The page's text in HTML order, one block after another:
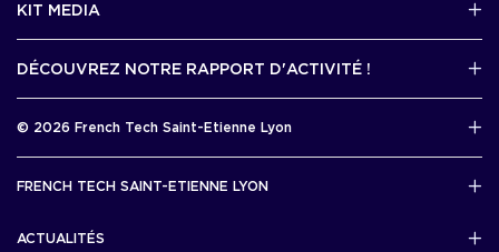
KIT MEDIA
DÉCOUVREZ NOTRE RAPPORT D'ACTIVITÉ !
© 2026 French Tech Saint-Etienne Lyon
Politique de confidentialité
Développement 69pixl
FRENCH TECH SAINT-ETIENNE LYON
ACTUALITÉS